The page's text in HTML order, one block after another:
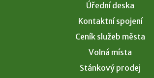
Úřední deska
Kontaktní spojení
Ceník služeb města
Volná místa
Stánkový prodej